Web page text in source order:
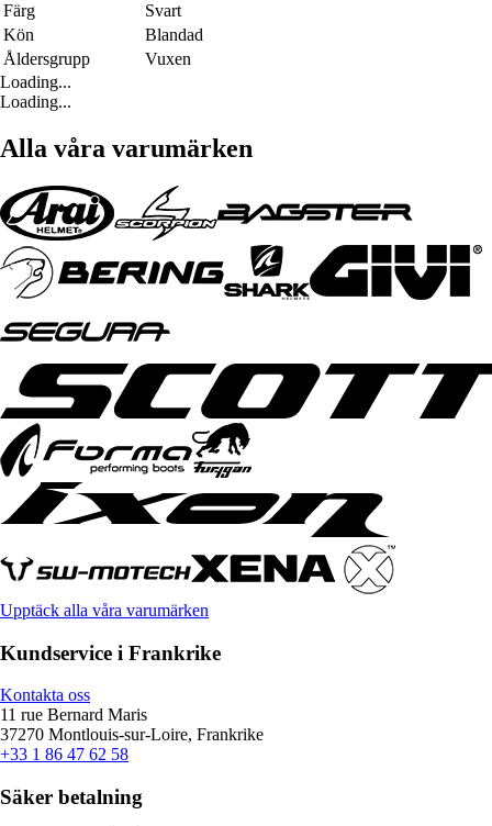
Färg
Svart
Kön
Blandad
Åldersgrupp
Vuxen
Loading...
Loading...
Alla våra varumärken
Upptäck alla våra varumärken
Kundservice i Frankrike
Kontakta oss
11 rue Bernard Maris
37270 Montlouis-sur-Loire, Frankrike
+33 1 86 47 62 58
Säker betalning